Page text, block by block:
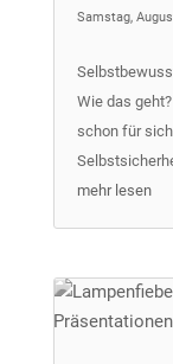
Samstag,
Wie das
schon für
mehr lesen